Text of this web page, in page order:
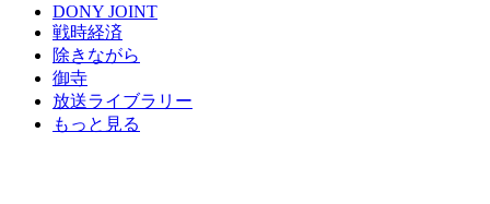
DONY JOINT
戦時経済
除きながら
御寺
放送ライブラリー
もっと見る